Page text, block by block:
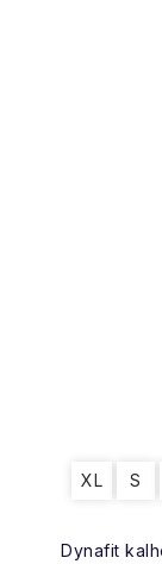
Dynafit
XL S